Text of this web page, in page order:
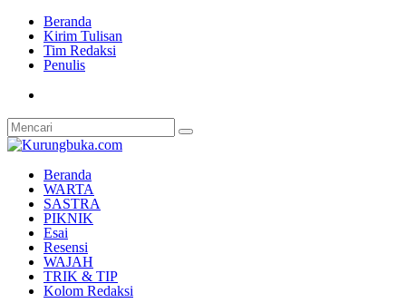
Beranda
Kirim Tulisan
Tim Redaksi
Penulis
Beranda
WARTA
SASTRA
PIKNIK
Esai
Resensi
WAJAH
TRIK & TIP
Kolom Redaksi